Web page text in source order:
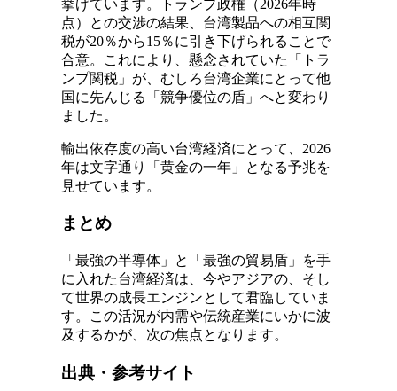
挙げています。トランプ政権（2026年時
点）との交渉の結果、台湾製品への相互関
税が20％から15％に引き下げられることで
合意。これにより、懸念されていた「トラ
ンプ関税」が、むしろ台湾企業にとって他
国に先んじる「競争優位の盾」へと変わり
ました。
輸出依存度の高い台湾経済にとって、2026
年は文字通り「黄金の一年」となる予兆を
見せています。
まとめ
「最強の半導体」と「最強の貿易盾」を手
に入れた台湾経済は、今やアジアの、そし
て世界の成長エンジンとして君臨していま
す。この活況が内需や伝統産業にいかに波
及するかが、次の焦点となります。
出典・参考サイト